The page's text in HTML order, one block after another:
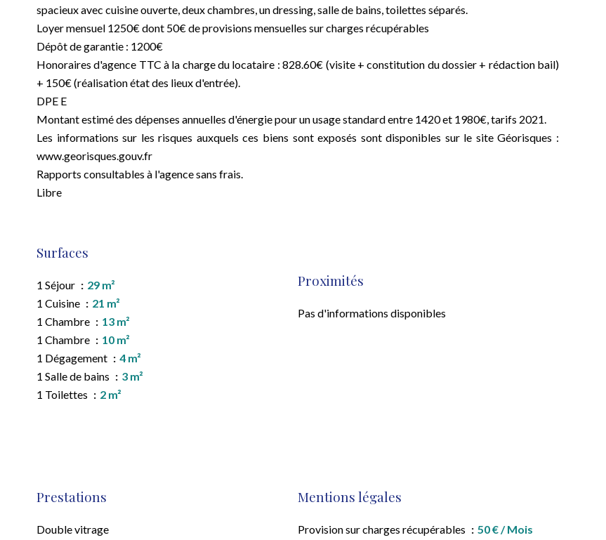
spacieux avec cuisine ouverte, deux chambres, un dressing, salle de bains, toilettes séparés.
Loyer mensuel 1250€ dont 50€ de provisions mensuelles sur charges récupérables
Dépôt de garantie : 1200€
Honoraires d'agence TTC à la charge du locataire : 828.60€ (visite + constitution du dossier + rédaction bail)
+ 150€ (réalisation état des lieux d'entrée).
DPE E
Montant estimé des dépenses annuelles d'énergie pour un usage standard entre 1420 et 1980€, tarifs 2021.
Les informations sur les risques auxquels ces biens sont exposés sont disponibles sur le site Géorisques :
www.georisques.gouv.fr
Rapports consultables à l'agence sans frais.
Libre
Surfaces
1 Séjour
29 m²
1 Cuisine
21 m²
1 Chambre
13 m²
1 Chambre
10 m²
1 Dégagement
4 m²
1 Salle de bains
3 m²
1 Toilettes
2 m²
Proximités
Pas d'informations disponibles
Prestations
Double vitrage
Mentions légales
Provision sur charges récupérables
50 € / Mois